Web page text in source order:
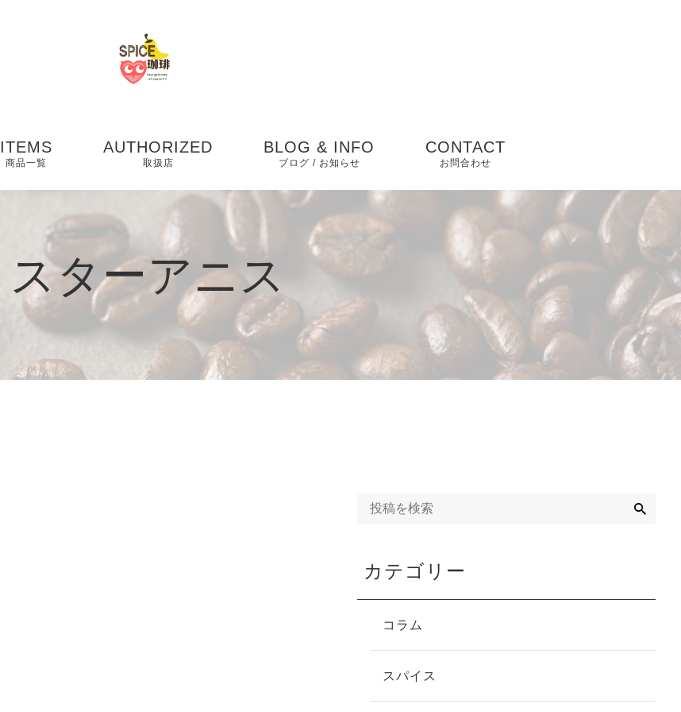
ITEMS
商品一覧
AUTHORIZED
取扱店
BLOG & INFO
ブログ / お知らせ
CONTACT
お問合わせ
スターアニス
カテゴリー
コラム
スパイス